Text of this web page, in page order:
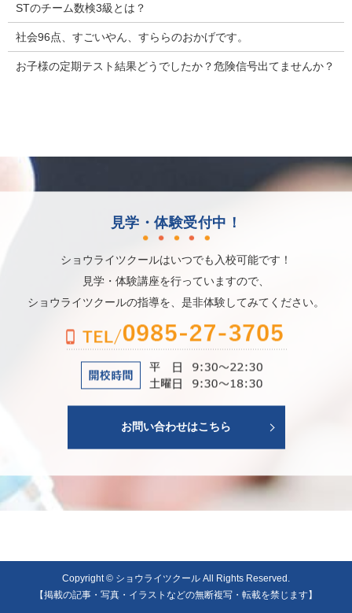
STのチーム数検3級とは？
社会96点、すごいやん、すららのおかげです。
お子様の定期テスト結果どうでしたか？危険信号出てませんか？
見学・体験受付中！
ショウライツクールはいつでも入校可能です！
見学・体験講座を行っていますので、
ショウライツクールの指導を、是非体験してみてください。
お問い合わせはこちら
Copyright © ショウライツクール All Rights Reserved.
【掲載の記事・写真・イラストなどの無断複写・転載を禁じます】